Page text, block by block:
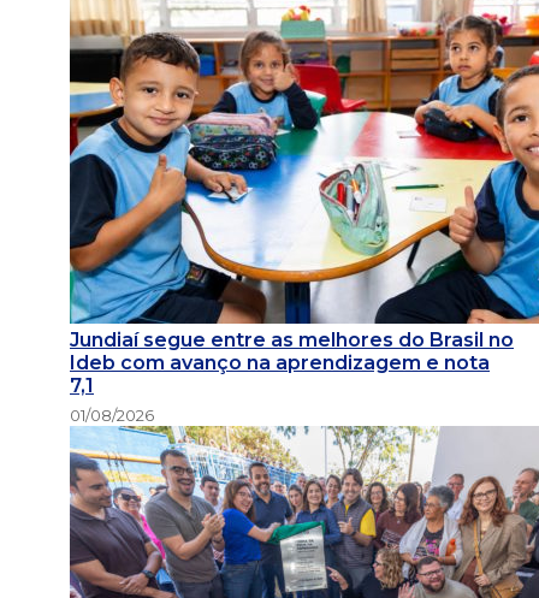
Jundiaí segue entre as melhores do Brasil no
Ideb com avanço na aprendizagem e nota
7,1
01/08/2026